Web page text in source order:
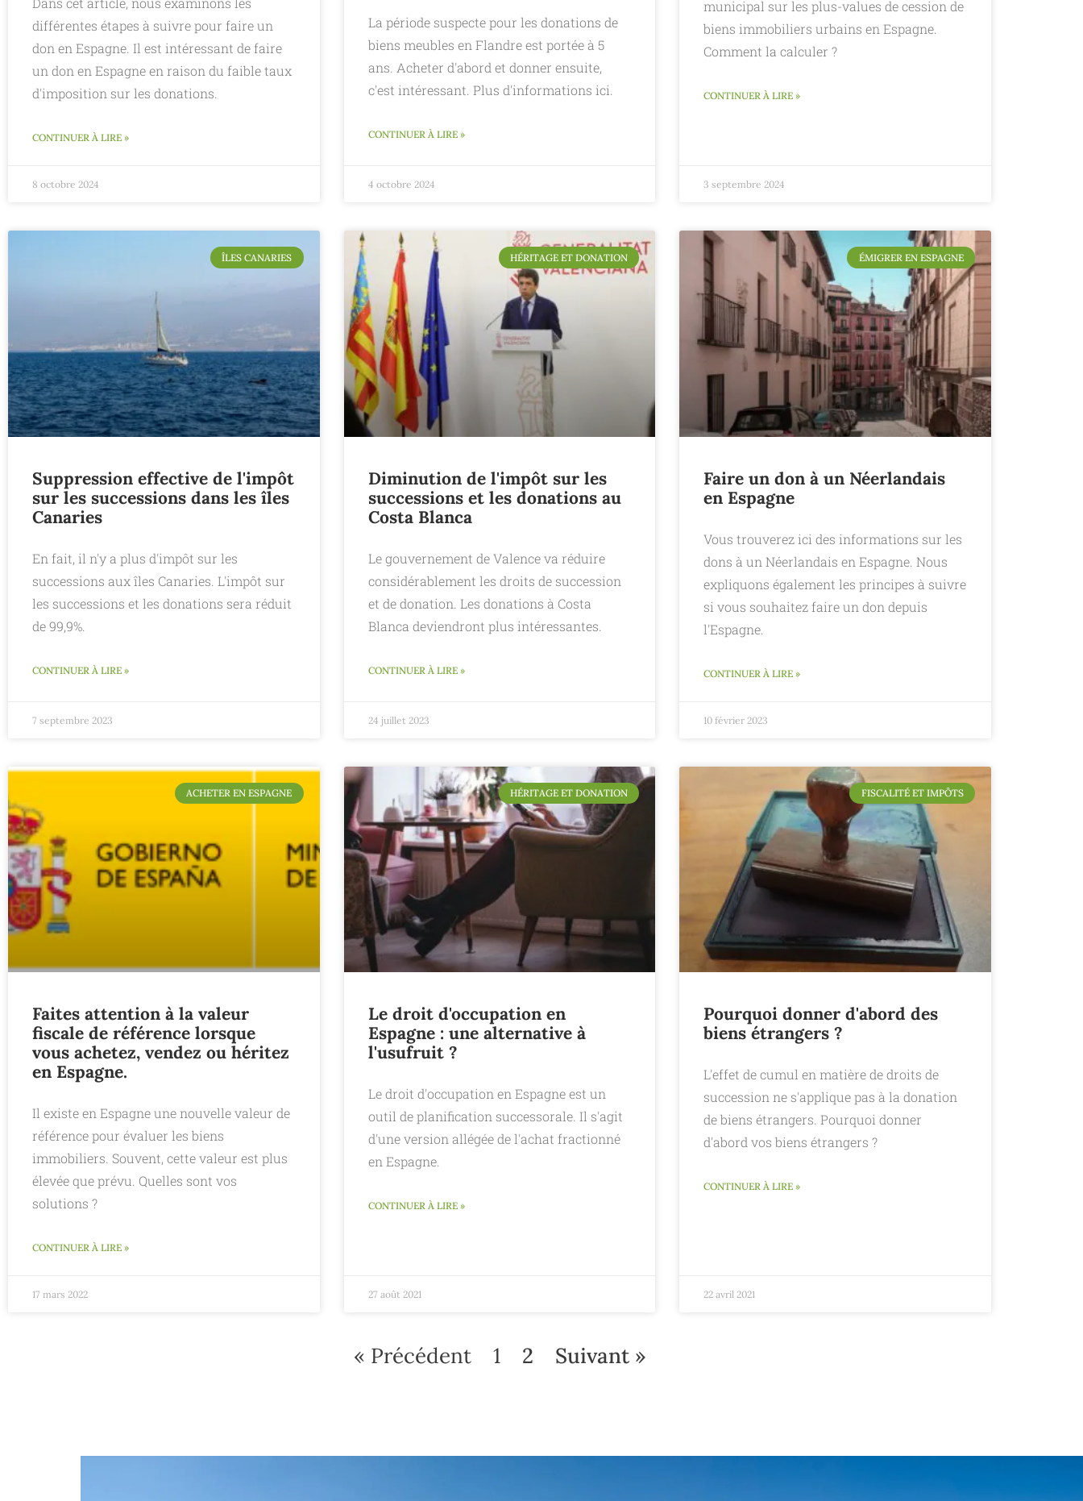
différentes étapes à suivre pour faire un
don en Espagne. Il est intéressant de faire
un don en Espagne en raison du faible taux
d'imposition sur les donations.
CONTINUER À LIRE »
8 octobre 2024
La période suspecte pour les donations de
biens meubles en Flandre est portée à 5
ans. Acheter d'abord et donner ensuite,
c'est intéressant. Plus d'informations ici.
CONTINUER À LIRE »
4 octobre 2024
municipal sur les plus-values de cession de
biens immobiliers urbains en Espagne.
Comment la calculer ?
CONTINUER À LIRE »
3 septembre 2024
ÎLES CANARIES
Suppression effective de l'impôt
sur les successions dans les îles
Canaries
En fait, il n'y a plus d'impôt sur les
successions aux îles Canaries. L'impôt sur
les successions et les donations sera réduit
de 99,9%.
CONTINUER À LIRE »
7 septembre 2023
HÉRITAGE ET DONATION
Diminution de l'impôt sur les
successions et les donations au
Costa Blanca
Le gouvernement de Valence va réduire
considérablement les droits de succession
et de donation. Les donations à Costa
Blanca deviendront plus intéressantes.
CONTINUER À LIRE »
24 juillet 2023
ÉMIGRER EN ESPAGNE
Faire un don à un Néerlandais
en Espagne
Vous trouverez ici des informations sur les
dons à un Néerlandais en Espagne. Nous
expliquons également les principes à suivre
si vous souhaitez faire un don depuis
l'Espagne.
CONTINUER À LIRE »
10 février 2023
ACHETER EN ESPAGNE
Faites attention à la valeur
fiscale de référence lorsque
vous achetez, vendez ou héritez
en Espagne.
Il existe en Espagne une nouvelle valeur de
référence pour évaluer les biens
immobiliers. Souvent, cette valeur est plus
élevée que prévu. Quelles sont vos
solutions ?
CONTINUER À LIRE »
17 mars 2022
HÉRITAGE ET DONATION
Le droit d'occupation en
Espagne : une alternative à
l'usufruit ?
Le droit d'occupation en Espagne est un
outil de planification successorale. Il s'agit
d'une version allégée de l'achat fractionné
en Espagne.
CONTINUER À LIRE »
27 août 2021
FISCALITÉ ET IMPÔTS
Pourquoi donner d'abord des
biens étrangers ?
L'effet de cumul en matière de droits de
succession ne s'applique pas à la donation
de biens étrangers. Pourquoi donner
d'abord vos biens étrangers ?
CONTINUER À LIRE »
22 avril 2021
« Précédent 1 2 Suivant »